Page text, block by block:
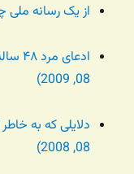
از یک رسانه ملی چه
08, 2009)
دلایلی که به
08, 2008)